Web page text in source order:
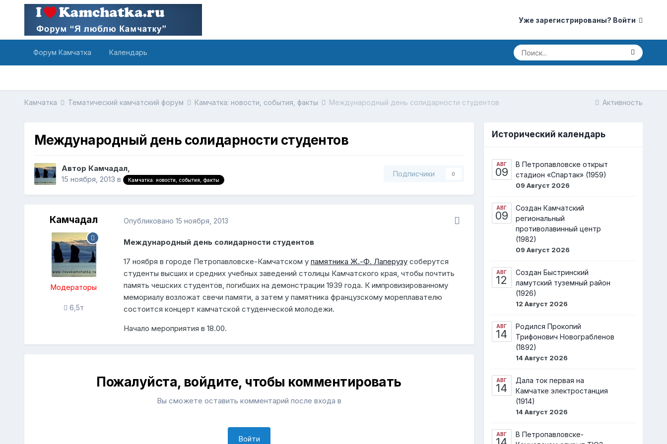
Уже зарегистрированы? Войти
Форум Камчатка Календарь
Активность
Камчатка Тематический камчатский форум Камчатка: новости, события, факты Международный день солидарности студентов
Международный день солидарности студентов
Автор Камчадал,
15 ноября, 2013 в Камчатка: новости, события, факты
Подписчики 0
Камчадал
Модераторы
6,5т
Опубликовано 15 ноября, 2013
Международный день солидарности студентов
17 ноября в городе Петропавловске-Камчатском у памятника Ж.-Ф. Лаперузусоберутся
студенты высших и средних учебных заведений столицы Камчатского края, чтобы почтить
память чешских студентов, погибших на демонстрации 1939 года. К импровизированному
мемориалу возложат свечи памяти, а затем у памятника французскому мореплавателю
состоится концерт камчатской студенческой молодежи.
Начало мероприятия в 18.00.
Пожалуйста, войдите, чтобы комментировать
Вы сможете оставить комментарий после входа в
Войти
Исторический календарь
АВГ
09
В Петропавловске открыт
стадион «Спартак» (1959)
09 Август 2026
АВГ
09
Создан Камчатский
региональный
противолавинный центр
(1982)
09 Август 2026
АВГ
12
Создан Быстринский
ламутский туземный район
(1926)
12 Август 2026
АВГ
14
Родился Прокопий
Трифонович Новограбленов
(1892)
14 Август 2026
АВГ
14
Дала ток первая на
Камчатке электростанция
(1914)
14 Август 2026
АВГ
В Петропавловске-